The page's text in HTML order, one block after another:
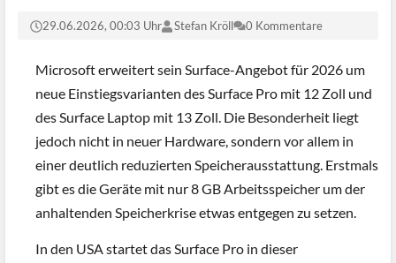
29.06.2026, 00:03 Uhr Stefan Kröll 0 Kommentare
Microsoft erweitert sein Surface-Angebot für 2026 um
neue Einstiegsvarianten des Surface Pro mit 12 Zoll und
des Surface Laptop mit 13 Zoll. Die Besonderheit liegt
jedoch nicht in neuer Hardware, sondern vor allem in
einer deutlich reduzierten Speicherausstattung. Erstmals
gibt es die Geräte mit nur 8 GB Arbeitsspeicher um der
anhaltenden Speicherkrise etwas entgegen zu setzen.
In den USA startet das Surface Pro in dieser